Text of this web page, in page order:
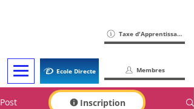
Ecole Directe
Taxe d'Apprentissage
Membres
Inscription
Post